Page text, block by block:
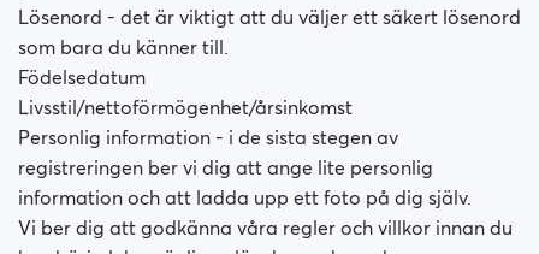
Lösenord - det är viktigt att du väljer ett säkert lösenord
som bara du känner till.
Födelsedatum
Livsstil/nettoförmögenhet/årsinkomst
Personlig information - i de sista stegen av
registreringen ber vi dig att ange lite personlig
information och att ladda upp ett foto på dig själv.
Vi ber dig att godkänna våra regler och villkor innan du